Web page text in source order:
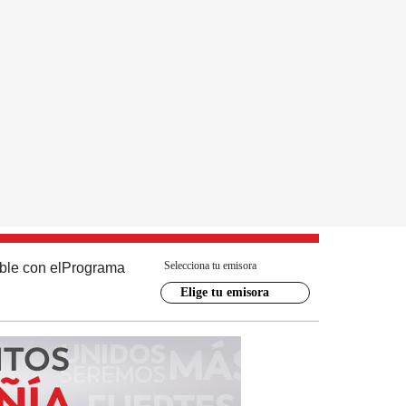
con el Programa Selecciona tu emisora
Elige tu emisora